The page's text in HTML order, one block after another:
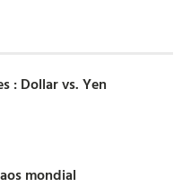
: Dollar vs. Yen
mondial